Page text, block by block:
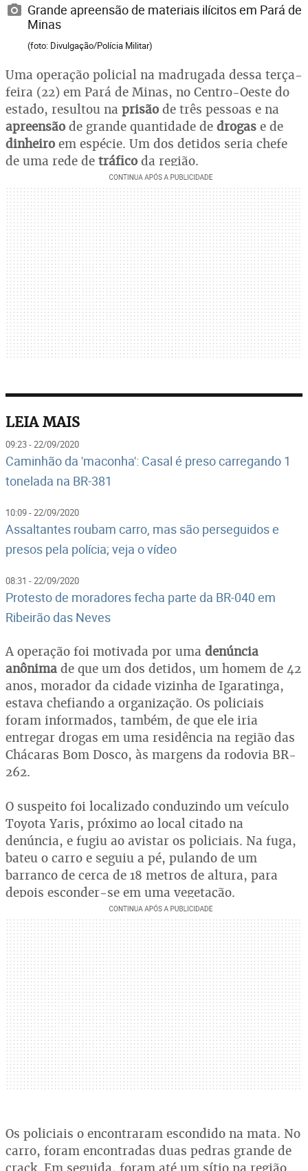
Grande apreensão de materiais ilícitos em Pará de
Minas
(foto: Divulgação/Polícia Militar)
Uma operação policial na madrugada dessa terça-
feira (22) em Pará de Minas, no Centro-Oeste do
estado, resultou na prisão de três pessoas e na
apreensão de grande quantidade de drogas e de
dinheiro em espécie. Um dos detidos seria chefe
de uma rede de tráfico da região.
LEIA MAIS
09:23 - 22/09/2020
Caminhão da 'maconha': Casal é preso carregando 1
tonelada na BR-381
10:09 - 22/09/2020
Assaltantes roubam carro, mas são perseguidos e
presos pela polícia; veja o vídeo
08:31 - 22/09/2020
Protesto de moradores fecha parte da BR-040 em
Ribeirão das Neves
A operação foi motivada por uma denúncia
anônima de que um dos detidos, um homem de 42
anos, morador da cidade vizinha de Igaratinga,
estava chefiando a organização. Os policiais
foram informados, também, de que ele iria
entregar drogas em uma residência na região das
Chácaras Bom Dosco, às margens da rodovia BR-
262.
O suspeito foi localizado conduzindo um veículo
Toyota Yaris, próximo ao local citado na
denúncia, e fugiu ao avistar os policiais. Na fuga,
bateu o carro e seguiu a pé, pulando de um
barranco de cerca de 18 metros de altura, para
depois esconder-se em uma vegetação.
Os policiais o encontraram escondido na mata. No
carro, foram encontradas duas pedras grande de
crack. Em seguida, foram até um sítio na região